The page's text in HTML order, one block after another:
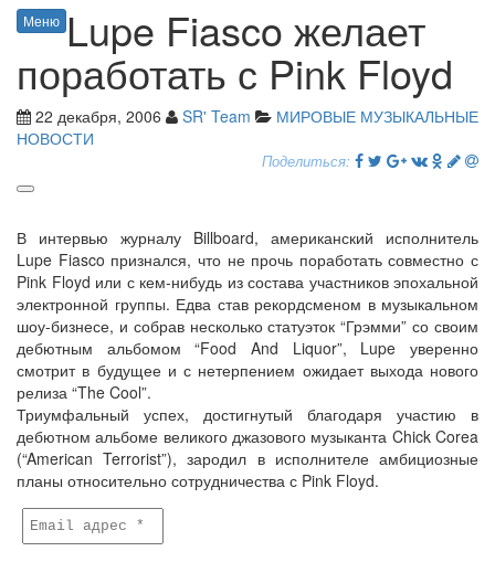
Меню Lupe Fiasco желает
поработать с Pink Floyd
22 декабря, 2006 SR' Team
МИРОВЫЕ МУЗЫКАЛЬНЫЕ
НОВОСТИ
Поделиться:
В интервью журналу Billboard, американский исполнитель
Lupe Fiasco признался, что не прочь поработать совместно с
Pink Floyd или с кем-нибудь из состава участников эпохальной
электронной группы. Едва став рекордсменом в музыкальном
шоу-бизнесе, и собрав несколько статуэток “Грэмми” со своим
дебютным альбомом “Food And Liquor”, Lupe уверенно
смотрит в будущее и с нетерпением ожидает выхода нового
релиза “The Cool”.
Триумфальный успех, достигнутый благодаря участию в
дебютном альбоме великого джазового музыканта Chick Corea
(“American Terrorist”), зародил в исполнителе амбициозные
планы относительно сотрудничества с Pink Floyd.